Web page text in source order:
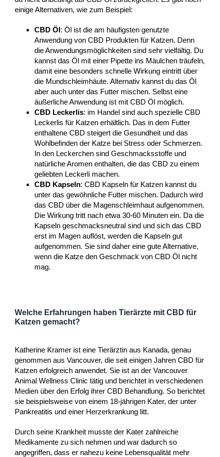
einige Alternativen, wie zum Beispiel:
CBD Öl : Öl ist die am häufigsten genutzte
Anwendung von CBD Produkten für Katzen. Denn
die Anwendungsmöglichkeiten sind sehr vielfältig. Du
kannst das Öl mit einer Pipette ins Mäulchen träufeln,
damit eine besonders schnelle Wirkung eintritt über
die Mundschleimhäute. Alternativ kannst du das Öl
aber auch unter das Futter mischen. Selbst eine
äußerliche Anwendung ist mit CBD Öl möglich.
CBD Leckerlis: im Handel sind auch spezielle CBD
Leckerlis für Katzen erhältlich. Das in dem Futter
enthaltene CBD steigert die Gesundheit und das
Wohlbefinden der Katze bei Stress oder Schmerzen.
In den Leckerchen sind Geschmacksstoffe und
natürliche Aromen enthalten, die das CBD zu einem
geliebten Leckerli machen.
CBD Kapseln: CBD Kapseln für Katzen kannst du
unter das gewöhnliche Futter mischen. Dadurch wird
das CBD über die Magenschleimhaut aufgenommen.
Die Wirkung tritt nach etwa 30-60 Minuten ein. Da die
Kapseln geschmacksneutral sind und sich das CBD
erst im Magen auflöst, werden die Kapseln gut
aufgenommen. Sie sind daher eine gute Alternative,
wenn die Katze den Geschmack von CBD Öl nicht
mag.
Welche Erfahrungen haben Tierärzte mit CBD für
Katzen gemacht?
Katherine Kramer ist eine Tierärztin aus Kanada, genau
genommen aus Vancouver, die seit einigen Jahren CBD für
Katzen erfolgreich anwendet. Sie ist an der Vancouver
Animal Wellness Clinic tätig und berichtet in verschiedenen
Medien über den Erfolg ihrer CBD Behandlung. So berichtet
sie beispielsweise von einem 18-jährigen Kater, der unter
Pankreatitis und einer Herzerkrankung litt.
Durch seine Krankheit musste der Kater zahlreiche
Medikamente zu sich nehmen und war dadurch so
angegriffen, dass er nahezu keine Lebensqualität mehr